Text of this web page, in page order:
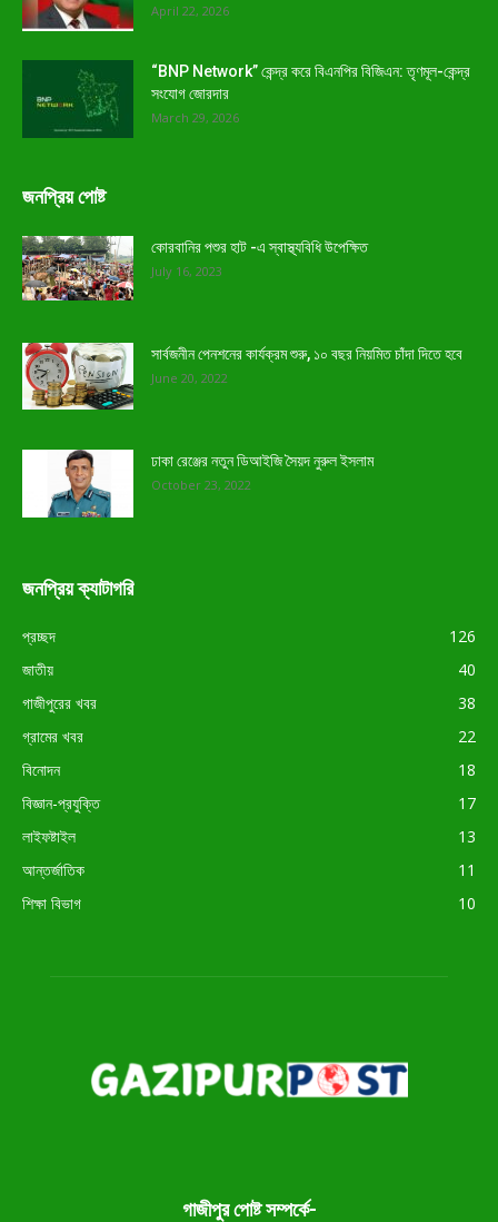
April 22, 2026
“BNP Network” কেন্দ্র করে বিএনপির বিজিএন: তৃণমূল-কেন্দ্র
সংযোগ জোরদার
March 29, 2026
জনপ্রিয় পোষ্ট
কোরবানির পশুর হাট -এ স্বাস্থ্যবিধি উপেক্ষিত
July 16, 2023
সার্বজনীন পেনশনের কার্যক্রম শুরু, ১০ বছর নিয়মিত চাঁদা দিতে হবে
June 20, 2022
ঢাকা রেঞ্জের নতুন ডিআইজি সৈয়দ নুরুল ইসলাম
October 23, 2022
জনপ্রিয় ক্যাটাগরি
প্রচ্ছদ
126
জাতীয়
40
গাজীপুরের খবর
38
গ্রামের খবর
22
বিনোদন
18
বিজ্ঞান-প্রযুক্তি
17
লাইফষ্টাইল
13
আন্তর্জাতিক
11
শিক্ষা বিভাগ
10
গাজীপুর পোষ্ট সম্পর্কে-